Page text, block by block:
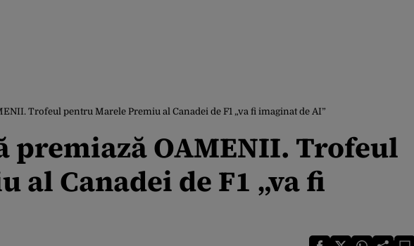
Trofeul pentru Marele Premiu al Canadei de F1 „va fi imaginat de AI”
OAMENII. Trofeul
al Canadei de F1 „va fi